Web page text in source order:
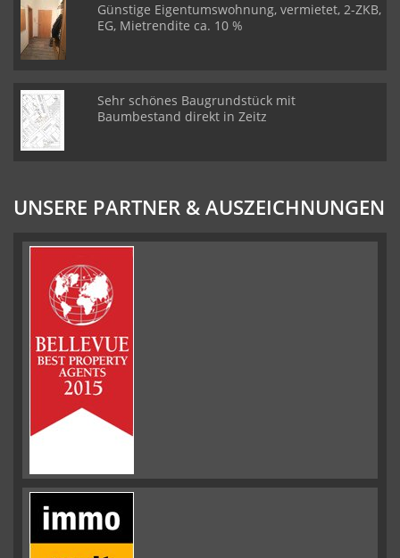
Günstige Eigentumswohnung, vermietet, 2-ZKB,
EG, Mietrendite ca. 10 %
Sehr schönes Baugrundstück mit
Baumbestand direkt in Zeitz
UNSERE PARTNER & AUSZEICHNUNGEN